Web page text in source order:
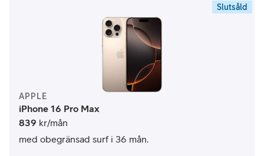
Slutsåld
APPLE
iPhone 16 Pro Max
839 kr/mån
med obegränsad surf i 36 mån.